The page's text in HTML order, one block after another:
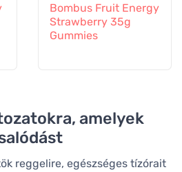
Bombus Fruit Energy
Strawberry 35g
Gummies
amelyek
reggelire, egészséges tízórait